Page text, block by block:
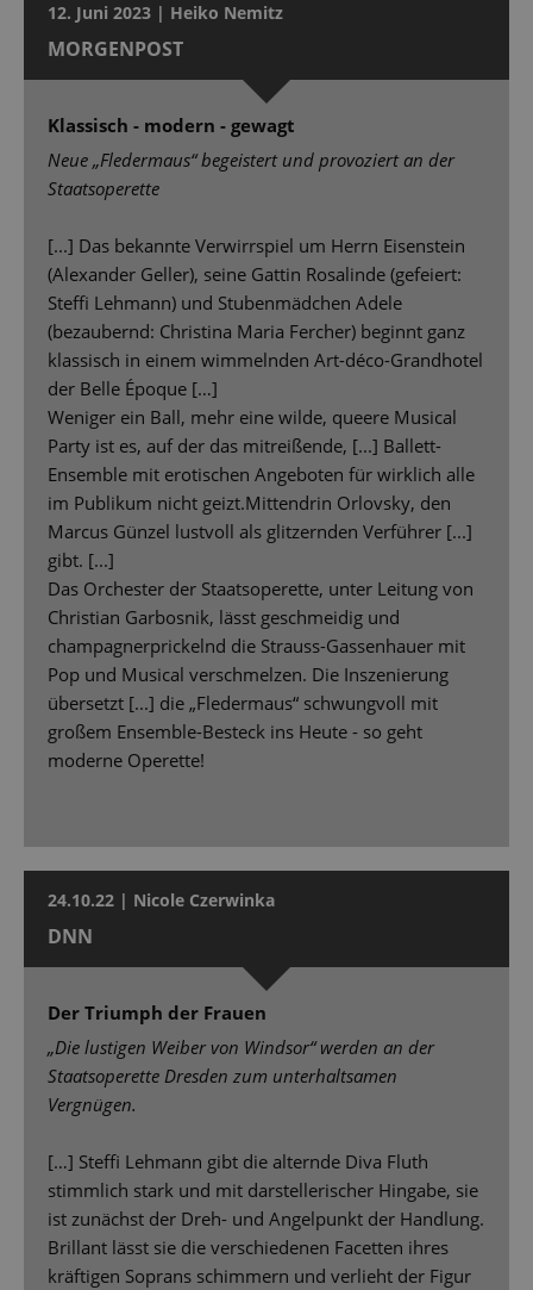
12. Juni 2023 | Heiko Nemitz
MORGENPOST
Klassisch - modern - gewagt
Neue „Fledermaus“ begeistert und provoziert an der
Staatsoperette
[...] Das bekannte Verwirrspiel um Herrn Eisenstein
(Alexander Geller), seine Gattin Rosalinde (gefeiert:
Stefﬁ Lehmann) und Stubenmädchen Adele
(bezaubernd: Christina Maria Fercher) beginnt ganz
klassisch in einem wimmelnden Art-déco-Grandhotel
der Belle Époque […]
Weniger ein Ball, mehr eine wilde, queere Musical
Party ist es, auf der das mitreißende, [...] Ballett-
Ensemble mit erotischen Angeboten für wirklich alle
im Publikum nicht geizt.Mittendrin Orlovsky, den
Marcus Günzel lustvoll als glitzernden Verführer [...]
gibt. [...]
Das Orchester der Staatsoperette, unter Leitung von
Christian Garbosnik, lässt geschmeidig und
champagnerprickelnd die Strauss-Gassenhauer mit
Pop und Musical verschmelzen. Die Inszenierung
übersetzt [...] die „Fledermaus“ schwungvoll mit
großem Ensemble-Besteck ins Heute - so geht
moderne Operette!
24.10.22 | Nicole Czerwinka
DNN
Der Triumph der Frauen
„Die lustigen Weiber von Windsor“ werden an der
Staatsoperette Dresden zum unterhaltsamen
Vergnügen.
[…] Steffi Lehmann gibt die alternde Diva Fluth
stimmlich stark und mit darstellerischer Hingabe, sie
ist zunächst der Dreh- und Angelpunkt der Handlung.
Brillant lässt sie die verschiedenen Facetten ihres
kräftigen Soprans schimmern und verlieht der Figur